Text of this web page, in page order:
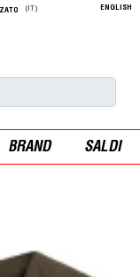
(IT) ENGLISH
BRAND SALDI